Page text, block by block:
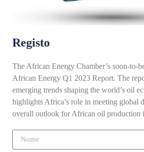
Registo
The African Energy Chamber’s soon-to-
African Energy Q1 2023 Report. The
emerging trends shaping the world’s oil
highlights Africa’s role in meeting global
overall outlook for African oil production